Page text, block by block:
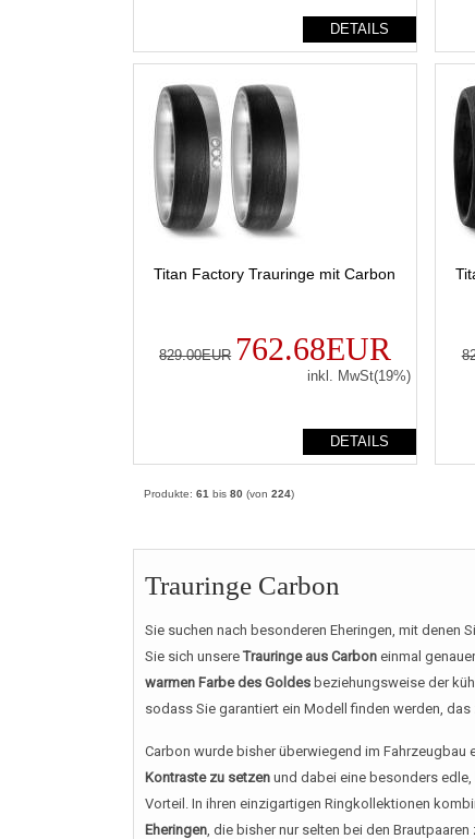
DETAILS
Titan Factory Trauringe mit Carbon
829.00EUR 762.68EUR
inkl. MwSt(19%)
DETAILS
Produkte: 61 bis 80 (von 224)
Trauringe Carbon
Sie suchen nach besonderen Eheringen, mit denen
Sie sich unsereTrauringe aus Carbon einmal
warmen Farbe des Goldes beziehungsweise der
sodass Sie garantiert ein Modell finden werden,
Carbon wurde bisher überwiegend im
Kontraste zu setzen und dabei eine besonders
Vorteil. In ihren einzigartigen Ringkollektionen
Eheringen, die bisher nur selten bei den